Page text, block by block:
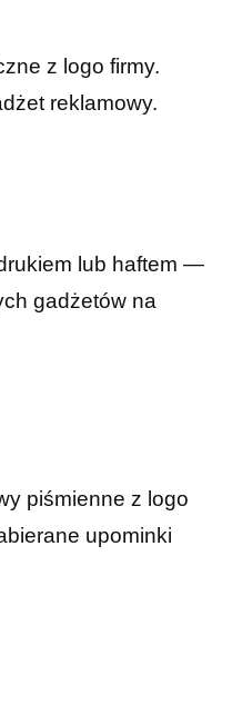
z logo firmy.
reklamowy.
lub haftem —
gadżetów na
piśmienne z logo
upominki